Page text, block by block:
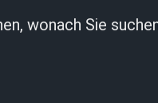
wonach Sie